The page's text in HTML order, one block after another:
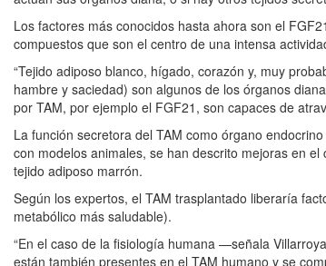
Los factores más conocidos hasta ahora son el
compuestos que son el centro de una intensa
“Tejido adiposo blanco, hígado, corazón y, muy
hambre y saciedad) son algunos de los órganos
por TAM, por ejemplo el FGF21, son capaces de
La función secretora del TAM como órgano
con modelos animales, se han descrito mejoras en
tejido adiposo marrón.
Según los expertos, el TAM trasplantado liberaría
metabólico más saludable).
“En el caso de la fisiología humana —señala
están también presentes en el TAM humano y se